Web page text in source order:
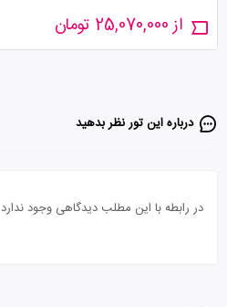
از 25,070,000 تومان
درباره این تور‌ نظر بدهید
در رابطه با این مطلب دیدگاهی وجود ندارد